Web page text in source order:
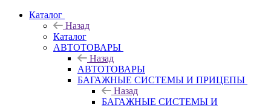
Каталог
Назад
Каталог
АВТОТОВАРЫ
Назад
АВТОТОВАРЫ
БАГАЖНЫЕ СИСТЕМЫ И ПРИЦЕПЫ
Назад
БАГАЖНЫЕ СИСТЕМЫ И